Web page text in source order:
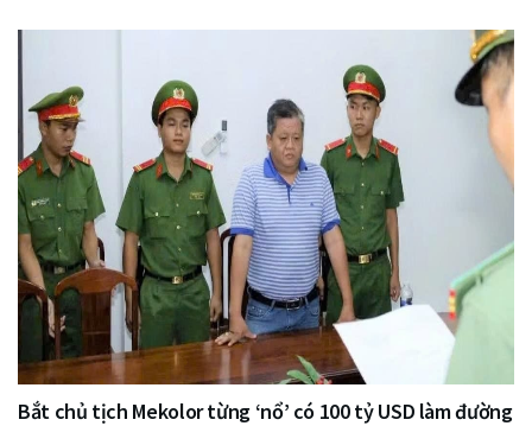
Bắt chủ tịch Mekolor từng ‘nổ’ có 100 tỷ USD làm đường